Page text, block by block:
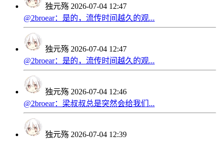
独元殇 2026-07-04 12:47
@2broear：是的，流传时间越久的观...
独元殇 2026-07-04 12:47
@2broear：是的，流传时间越久的观...
独元殇 2026-07-04 12:46
@2broear：梁叔叔总是突然会给我们...
独元殇 2026-07-04 12:39